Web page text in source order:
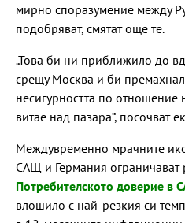
мирно споразумение между
подобряват, смятат още те.
„Това би ни приближило до
срещу Москва и би
несигурността по отношение
витае над пазара“, посочват
Междувременно мрачните
САЩ и Германия ограничават
Потребителското доверие в
влошило с най-резкия си